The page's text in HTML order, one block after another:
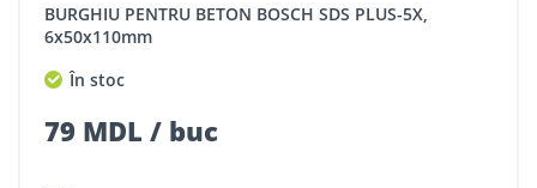
BURGHIU PENTRU BETON BOSCH SDS PLUS-5X,
6x50x110mm
În stoc
79 MDL / buc